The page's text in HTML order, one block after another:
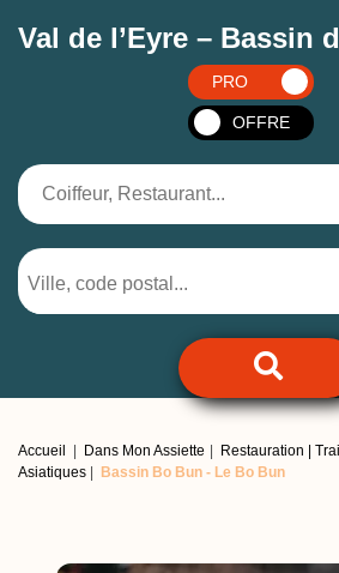
Val de l’Eyre – Bassin
PRO
OFFRE
Accueil Dans Mon Assiette Restauration |
Asiatiques
Bassin Bo Bun - Le Bo Bun